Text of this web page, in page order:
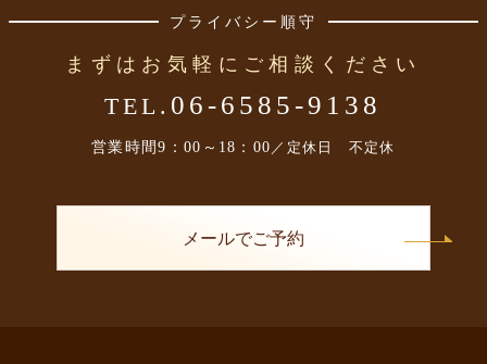
プライバシー順守
まずはお気軽にご相談ください
TEL. 06-6585-9138
営業時間9：00～18：00 ／定休日 不定休
メールでご予約